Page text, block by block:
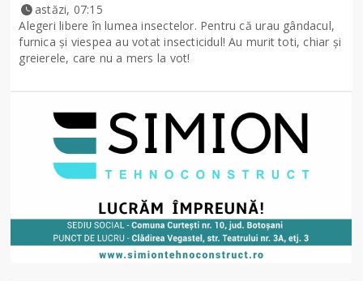
astăzi, 07:15
Alegeri libere în lumea insectelor. Pentru că urau gândacul,
furnica și viespea au votat insecticidul! Au murit toti, chiar și
greierele, care nu a mers la vot!